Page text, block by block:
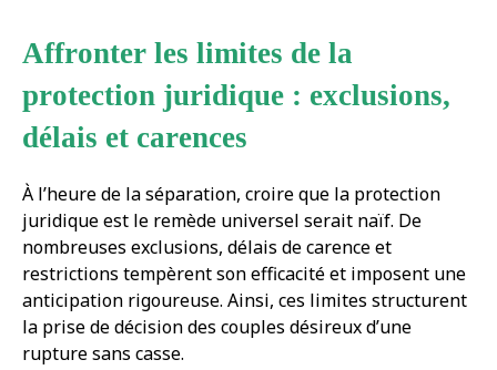
Affronter les limites de la
protection juridique : exclusions,
délais et carences
À l’heure de la séparation, croire que la protection
juridique est le remède universel serait naïf. De
nombreuses exclusions, délais de carence et
restrictions tempèrent son efficacité et imposent une
anticipation rigoureuse. Ainsi, ces limites structurent
la prise de décision des couples désireux d’une
rupture sans casse.